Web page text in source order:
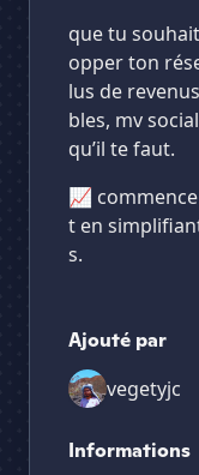
que tu
opper ton
lus de
bles, mv
qu’il te faut.
📈
t en
s.
Ajouté par
vegetyjc
Informations